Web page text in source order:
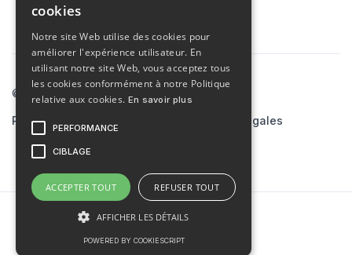
© 2023 Agence MCA
Politiques de confidentialité Mentions légales
cookies
Notre site Web utilise des cookies pour
améliorer l'expérience utilisateur. En
utilisant notre site Web, vous acceptez tous
les cookies conformément à notre Politique
relative aux cookies. En savoir plus
PERFORMANCE
CIBLAGE
ACCEPTER TOUT REFUSER TOUT
AFFICHER LES DÉTAILS
POWERED BY COOKIESCRIPT